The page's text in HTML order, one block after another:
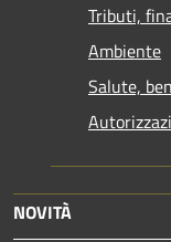
Tributi,
Ambiente
Salute,
NOVITÀ